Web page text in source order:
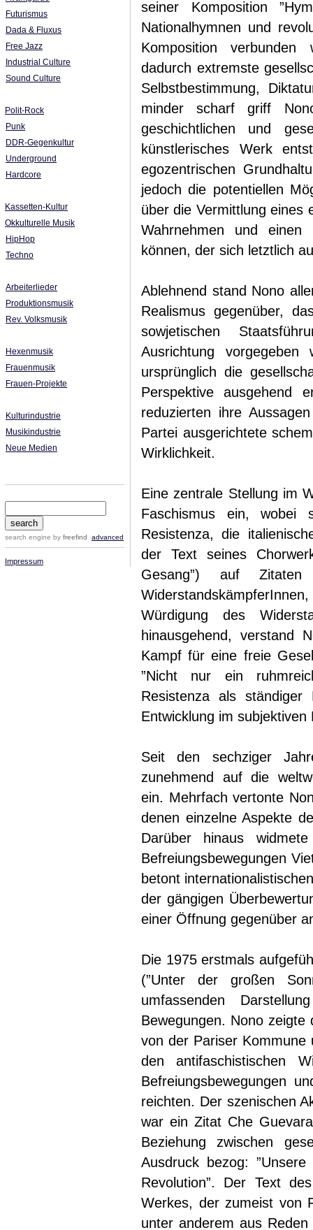
Futurismus
Dada & Fluxus
Free Jazz
Industrial Culture
Sound Culture
Polit-Rock
Punk
DDR-Gegenkultur
Underground
Hardcore
Kassetten-Kultur
Okkulturelle Musik
HipHop
Techno
Arbeiterlieder
Produktionsmusik
Rev. Volksmusik
Hexenmusik
Frauenmusik
Frauen-Projekte
Kulturindustrie
Musikindustrie
Neue Medien
search engine by freefind advanced
Impressum
seiner Komposition
Nationalhymnen und
Komposition verbunden
dadurch extremste
Selbstbestimmung,
minder scharf griff
geschichtlichen und
künstlerisches Werk
egozentrischen
jedoch die potentiellen
über die Vermittlung eines
Wahrnehmen und einen
können, der sich letztlich
Ablehnend stand Nono
Realismus gegenüber,
sowjetischen
Ausrichtung vorgegeben
ursprünglich die
Perspektive ausgehend
reduzierten ihre
Partei ausgerichtete
Wirklichkeit.
Eine zentrale Stellung im
Faschismus ein, wobei
Resistenza, die
der Text seines
Gesang”) auf Zitaten
Würdigung des
hinausgehend, verstand
Kampf für eine freie
”Nicht nur ein
Resistenza als
Entwicklung im subjektiven
Seit den sechziger
zunehmend auf die
ein. Mehrfach vertonte
denen einzelne Aspekte
Darüber hinaus
Befreiungsbewegungen
betont
der gängigen
einer Öffnung gegenüber
Die 1975 erstmals
(”Unter der großen
umfassenden
Bewegungen. Nono zeigte
von der Pariser Kommune
den antifaschistischen
Befreiungsbewegungen
reichten. Der szenischen
war ein Zitat Che
Beziehung zwischen
Ausdruck bezog:
Revolution”. Der Text
Werkes, der zumeist von
unter anderem aus